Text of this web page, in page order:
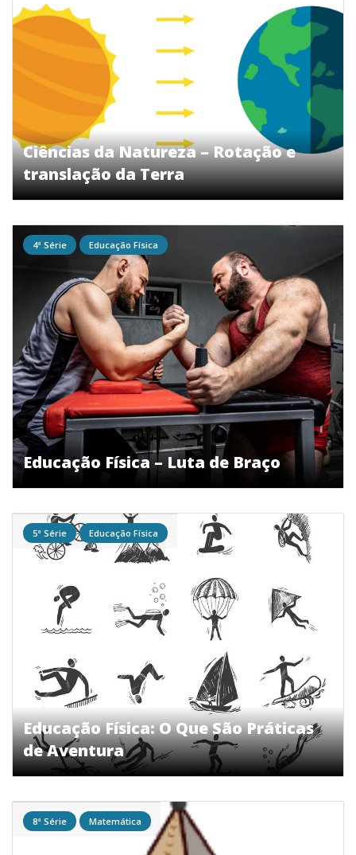
Ciências da Natureza – Rotação e
translação da Terra
Educação Física – Luta de Braço
4ª Série Educação Física
Educação Física: O Que São Práticas
de Aventura
5ª Série Educação Física
8ª Série Matemática